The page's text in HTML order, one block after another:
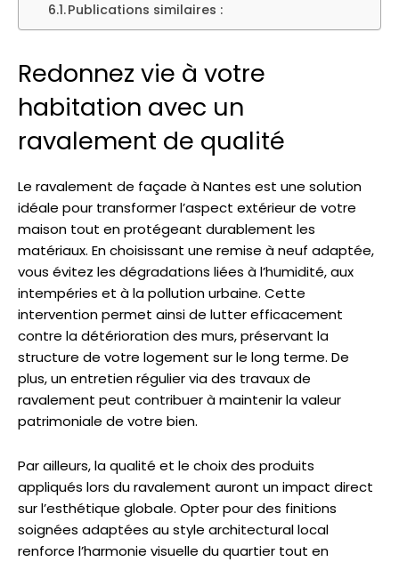
Publications similaires :
Redonnez vie à votre
habitation avec un
ravalement de qualité
Le ravalement de façade à Nantes est une solution
idéale pour transformer l’aspect extérieur de votre
maison tout en protégeant durablement les
matériaux. En choisissant une remise à neuf adaptée,
vous évitez les dégradations liées à l’humidité, aux
intempéries et à la pollution urbaine. Cette
intervention permet ainsi de lutter efficacement
contre la détérioration des murs, préservant la
structure de votre logement sur le long terme. De
plus, un entretien régulier via des travaux de
ravalement peut contribuer à maintenir la valeur
patrimoniale de votre bien.
Par ailleurs, la qualité et le choix des produits
appliqués lors du ravalement auront un impact direct
sur l’esthétique globale. Opter pour des finitions
soignées adaptées au style architectural local
renforce l’harmonie visuelle du quartier tout en